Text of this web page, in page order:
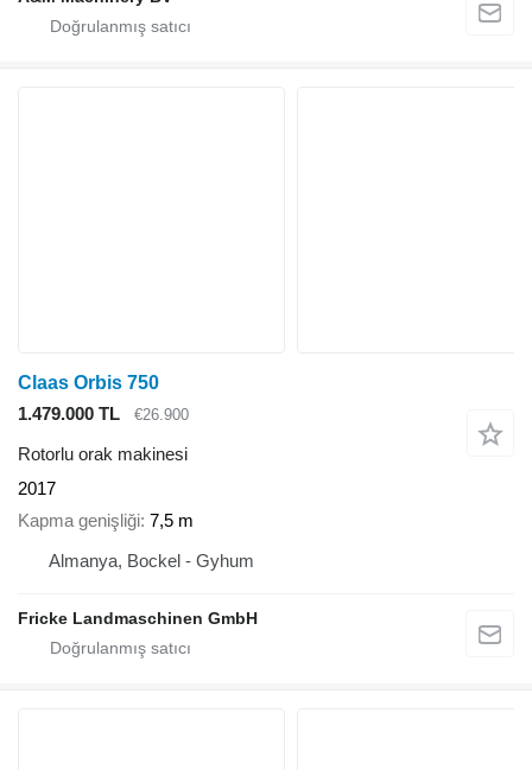
Claas Orbis 750
1.479.000 TL
€26.900
Rotorlu orak makinesi
2017
Kapma genişliği 7,5 m
Almanya, Bockel - Gyhum
Fricke Landmaschinen GmbH